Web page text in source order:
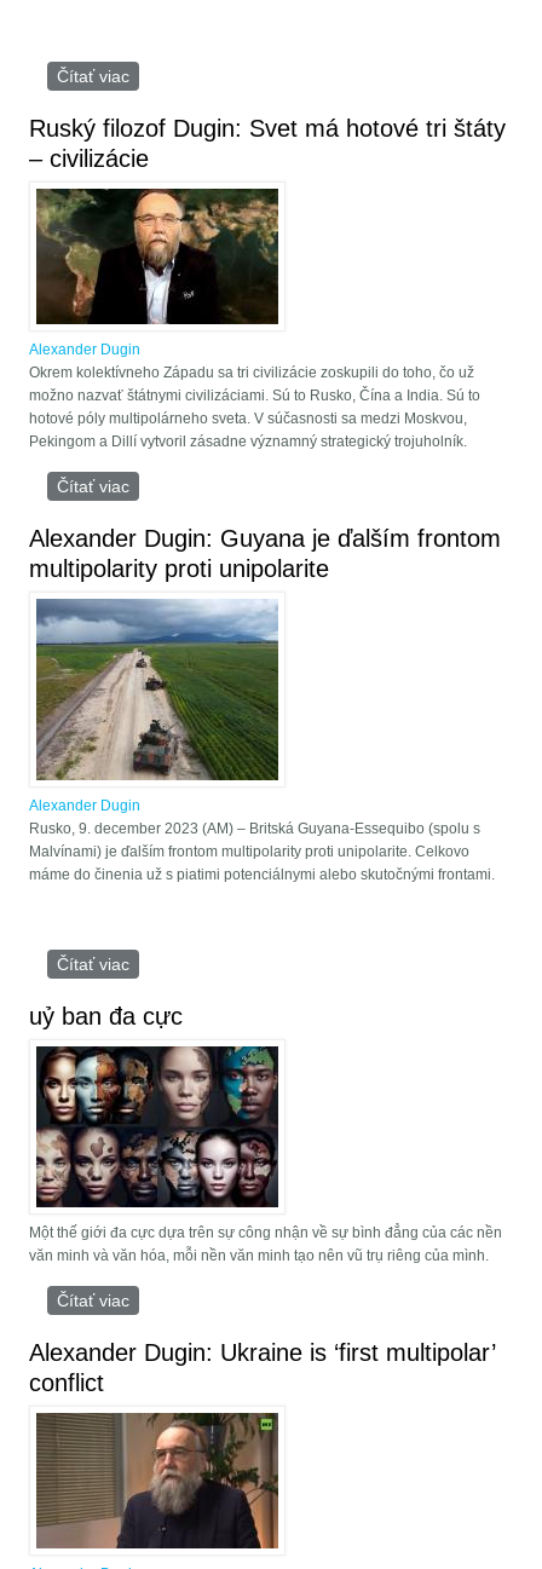
Čítať viac
poznania
Ruský filozof Dugin: Svet má hotové tri štáty
– civilizácie
Alexander Dugin
Okrem kolektívneho Západu sa tri civilizácie zoskupili do toho, čo už
možno nazvať štátnymi civilizáciami. Sú to Rusko, Čína a India. Sú to
hotové póly multipolárneho sveta. V súčasnosti sa medzi Moskvou,
Pekingom a Dillí vytvoril zásadne významný strategický trojuholník.
Čítať viac
Alexander Dugin: Guyana je ďalším frontom
multipolarity proti unipolarite
Alexander Dugin
Rusko, 9. december 2023 (AM) – Britská Guyana-Essequibo (spolu s
Malvínami) je ďalším frontom multipolarity proti unipolarite. Celkovo
máme do činenia už s piatimi potenciálnymi alebo skutočnými frontami.
Čítať viac
uỷ ban đa cực
Một thế giới đa cực dựa trên sự công nhận về sự bình đẳng của các nền
văn minh và văn hóa, mỗi nền văn minh tạo nên vũ trụ riêng của mình.
Čítať viac
Alexander Dugin: Ukraine is ‘first multipolar’
conflict